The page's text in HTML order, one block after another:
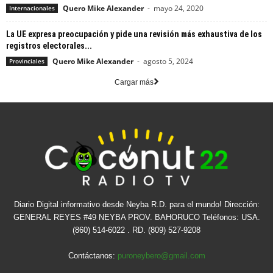
Internacionales Quero Mike Alexander - mayo 24, 2020
La UE expresa preocupación y pide una revisión más exhaustiva de los
registros electorales...
Provinciales Quero Mike Alexander - agosto 5, 2024
Cargar más
Diario Digital informativo desde Neyba R.D. para el mundo! Dirección:
GENERAL REYES #49 NEYBA PROV. BAHORUCO Teléfonos: USA.
(860) 514-6022 . RD. (809) 527-9208
Contáctanos: puroneybero@gmail.com